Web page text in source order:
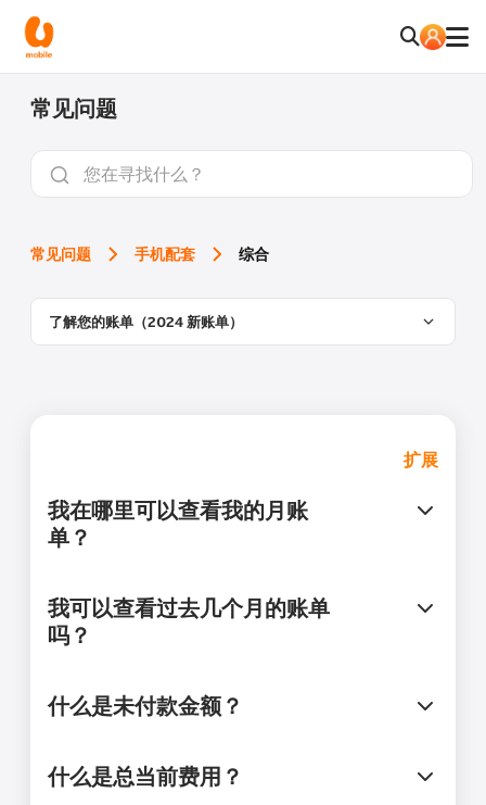
常见问题
常见问题 手机配套 综合
了解您的账单（2024 新账单）
扩展
我在哪里可以查看我的月账
单？
我可以查看过去几个月的账单
吗？
什么是未付款金额？
什么是总当前费用？